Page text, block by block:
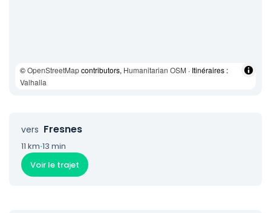
©OpenStreetMapcontributors, Humanitarian OSM · Itinéraires :
Valhalla
vers Fresnes
11 km·13 min
Voir le trajet